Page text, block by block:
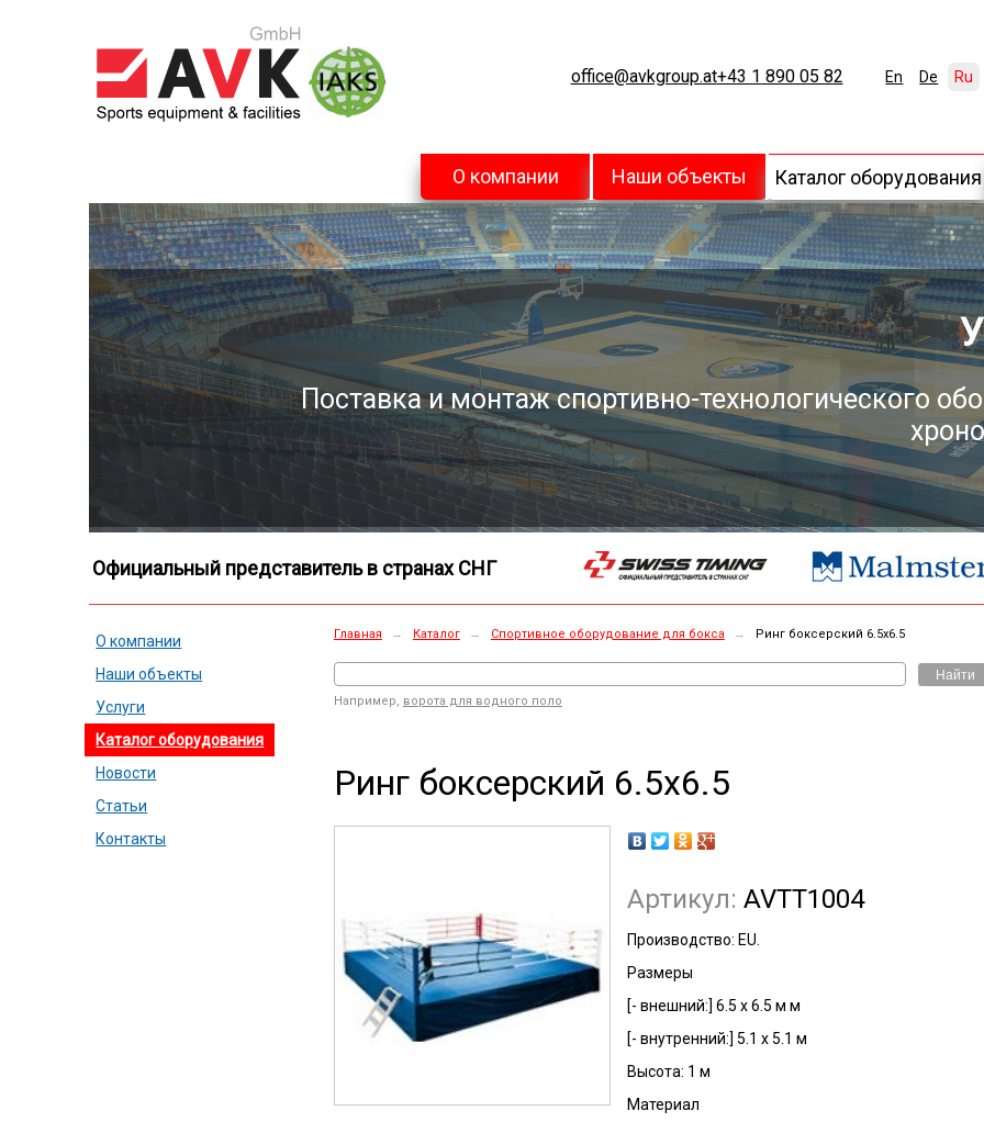
office@avkgroup.at+43 1 890 05 82 En De Ru
О компании Наши объекты Каталог оборудования
Поставка и монтаж спортивно-технологического
Официальный представитель в странах СНГ
О компании
Наши объекты
Услуги
Каталог оборудования
Новости
Статьи
Контакты
Главная → Каталог → Спортивное оборудование для бокса → Ринг боксерский 6.5x6.5
Найти
Например, ворота для водного поло
Ринг боксерский 6.5x6.5
Артикул: AVTT1004
Производство: EU.
Размеры
[- внешний:] 6.5 x 6.5 м м
[- внутренний:] 5.1 x 5.1 м
Высота: 1 м
Материал